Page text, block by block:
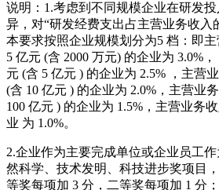
说明：1.考虑到不同规模企业在研发
异，对“研发经费支出占主营业务收入
本要求按照企业规模划分为5 档：即
5 亿元 (含 2000 万元) 的企业为 3.0%
元 (含 5 亿元 ) 的企业为 2.5% ，主营
(含 10 亿元 ) 的企业为 2.0%，主营业
100 亿元 ) 的企业为 1.5%，主营业务
业 为 1.0%。
2.企业作为主要完成单位或企业员工
然科学、技术发明、科技进步奖项目
等奖每项加 3 分，二等奖每项加 1 分